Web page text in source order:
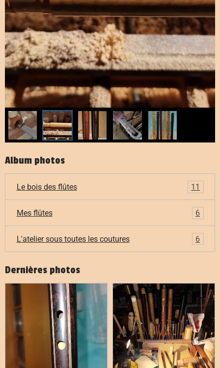
Album photos
Le bois des flûtes 11
Mes flûtes 6
L'atelier sous toutes les coutures 6
Dernières photos